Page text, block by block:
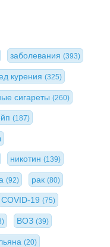
заболевания (393)
курения (325)
сигареты(260)
(187)
никотин (139)
(92) рак (80)
COVID-19 (75)
ВОЗ (39)
(20)